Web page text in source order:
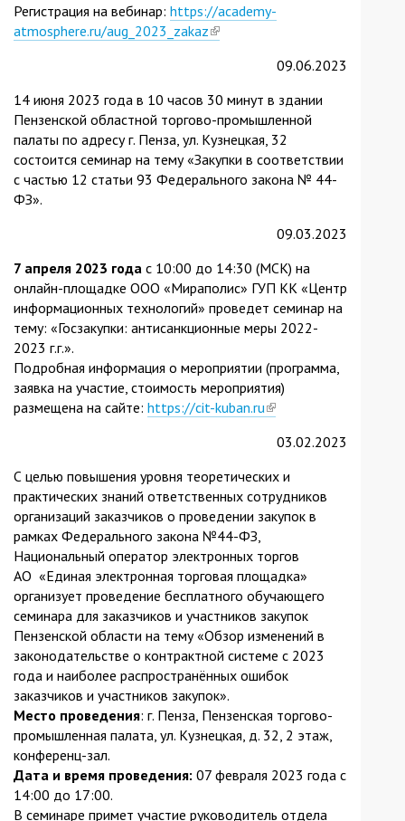
Регистрация на вебинар: https://academy-
atmosphere.ru/aug_2023_zakaz(link
09.06.2023
14 июня 2023 года в 10 часов 30 минут в здании
Пензенской областной торгово-промышленной
палаты по адресу г. Пенза, ул. Кузнецкая, 32
состоится семинар на тему «Закупки в соответствии
с частью 12 статьи 93 Федерального закона № 44-
ФЗ».
09.03.2023
7 апреля 2023 года с 10:00 до 14:30 (МСК) на
онлайн-площадке ООО «Мираполис» ГУП КК «Центр
информационных технологий» проведет семинар на
тему: «Госзакупки: антисанкционные меры 2022-
2023 г.г.».
Подробная информация о мероприятии (программа,
заявка на участие, стоимость мероприятия)
размещена на сайте: https://cit-kuban.ru(link
external)
03.02.2023
С целью повышения уровня теоретических и
практических знаний ответственных сотрудников
организаций заказчиков о проведении закупок в
рамках Федерального закона №44-ФЗ,
Национальный оператор электронных торгов
АО «Единая электронная торговая площадка»
организует проведение бесплатного обучающего
семинара для заказчиков и участников закупок
Пензенской области на тему «Обзор изменений в
законодательстве о контрактной системе с 2023
года и наиболее распространённых ошибок
заказчиков и участников закупок».
Место проведения: г. Пенза, Пензенская торгово-
промышленная палата, ул. Кузнецкая, д. 32, 2 этаж,
конференц-зал.
Дата и время проведения: 07 февраля 2023 года с
14:00 до 17:00.
В семинаре примет участие руководитель отдела